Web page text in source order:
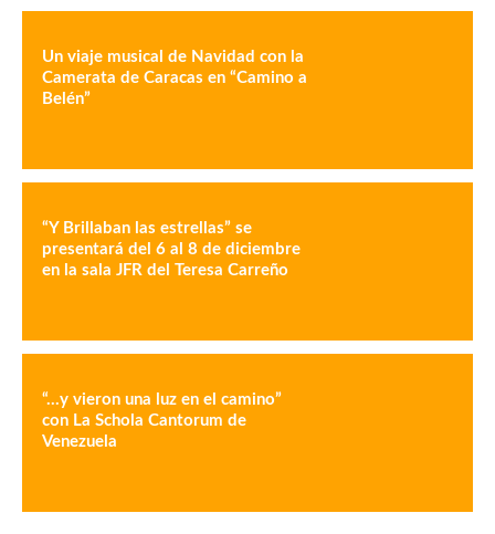
Un viaje musical de Navidad con la
Camerata de Caracas en “Camino a
Belén”
“Y Brillaban las estrellas” se
presentará del 6 al 8 de diciembre
en la sala JFR del Teresa Carreño
“…y vieron una luz en el camino”
con La Schola Cantorum de
Venezuela